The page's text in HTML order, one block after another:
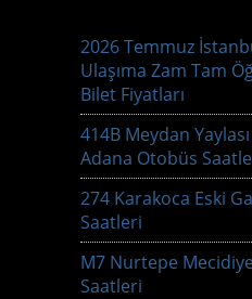
2026 Temmuz
Ulaşıma Zam Tam
Bilet Fiyatları
414B Meydan
Adana Otobüs
274 Karakoca Eski
Saatleri
M7 Nurtepe
Saatleri